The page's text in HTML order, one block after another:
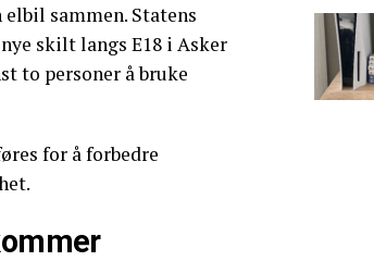
sammen. Statens
skilt langs E18 i Asker
to personer å bruke
for å forbedre